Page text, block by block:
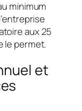
minimum
aux 25
le permet.
et